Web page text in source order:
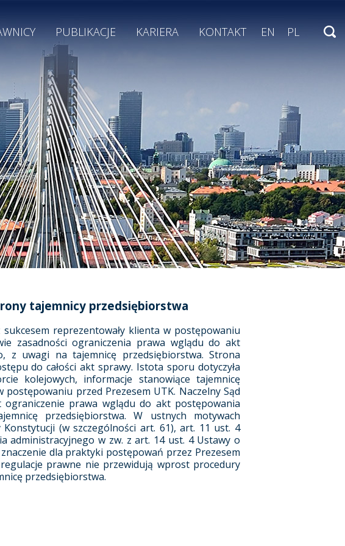
PUBLIKACJE KARIERA KONTAKT EN PL
tajemnicy przedsiębiorstwa
reprezentowały klienta w postępowaniu
zasadności ograniczenia prawa wglądu do akt
z uwagi na tajemnicę przedsiębiorstwa. Strona
do całości akt sprawy. Istota sporu dotyczyła
kolejowych, informacje stanowiące tajemnicę
przed Prezesem UTK. Naczelny Sąd
ograniczenie prawa wglądu do akt postępowania
przedsiębiorstwa. W ustnych motywach
(w szczególności art. 61), art. 11 ust. 4
administracyjnego w zw. z art. 14 ust. 4 Ustawy o
dla praktyki postępowań przez Prezesem
prawne nie przewidują wprost procedury
przedsiębiorstwa.